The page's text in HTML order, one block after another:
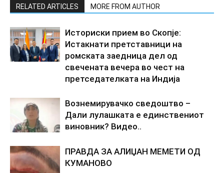
RELATED ARTICLES MORE FROM AUTHOR
Историски прием во Скопје:
Истакнати претставници на
ромската заедница дел од
свечената вечера во чест на
претседателката на Индија
Вознемирувачко сведоштво –
Дали лулашката е единствениот
виновник? Видео..
ПРАВДА ЗА АЛИЏАН МЕМЕТИ ОД
КУМАНОВО